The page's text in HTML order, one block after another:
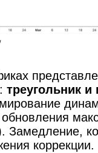
треугольник
обновления
Замедление,
коррекции.